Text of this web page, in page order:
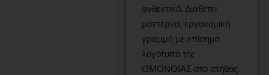
ανθεκτικό. Διαθέτει
μοντέρνα, εργονομική
γραμμή με επίσημο
λογότυπο της
ΟΜΟΝΟΙΑΣ στο στήθος.